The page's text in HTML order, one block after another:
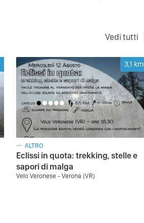
Vedi tutti
3,1 km
ALTRO
Eclissi in quota: trekking, stelle e
sapori di malga
Velo Veronese - Verona (VR)